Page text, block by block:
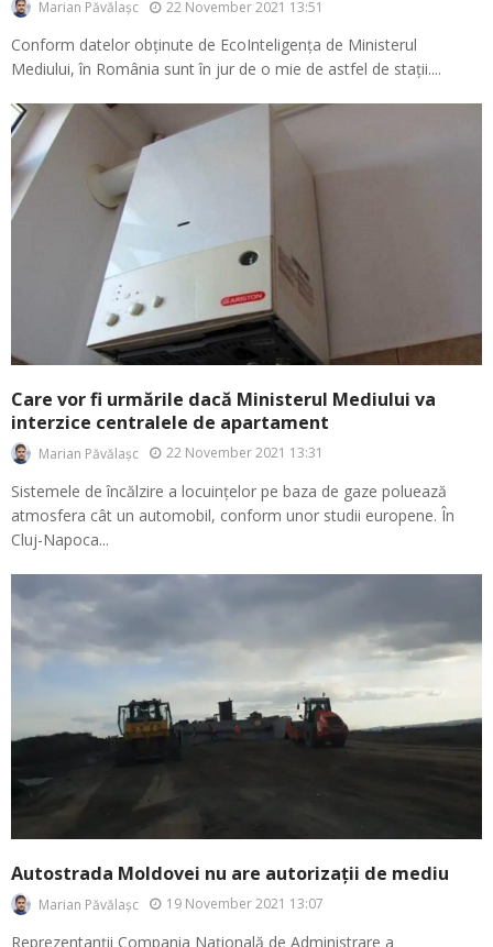
Marian Păvălașc 22 November 2021 13:51
Conform datelor obținute de EcoInteligența de Ministerul
Mediului, în România sunt în jur de o mie de astfel de stații....
Care vor fi urmările dacă Ministerul Mediului va
interzice centralele de apartament
Marian Păvălașc 22 November 2021 13:31
Sistemele de încălzire a locuințelor pe baza de gaze poluează
atmosfera cât un automobil, conform unor studii europene. În
Cluj-Napoca...
Autostrada Moldovei nu are autorizații de mediu
Marian Păvălașc 19 November 2021 13:07
Reprezentanții Compania Națională de Administrare a